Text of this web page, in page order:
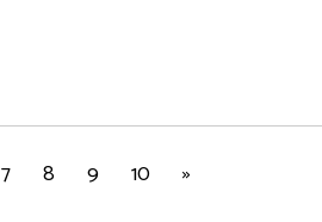
7 8 9 10 »